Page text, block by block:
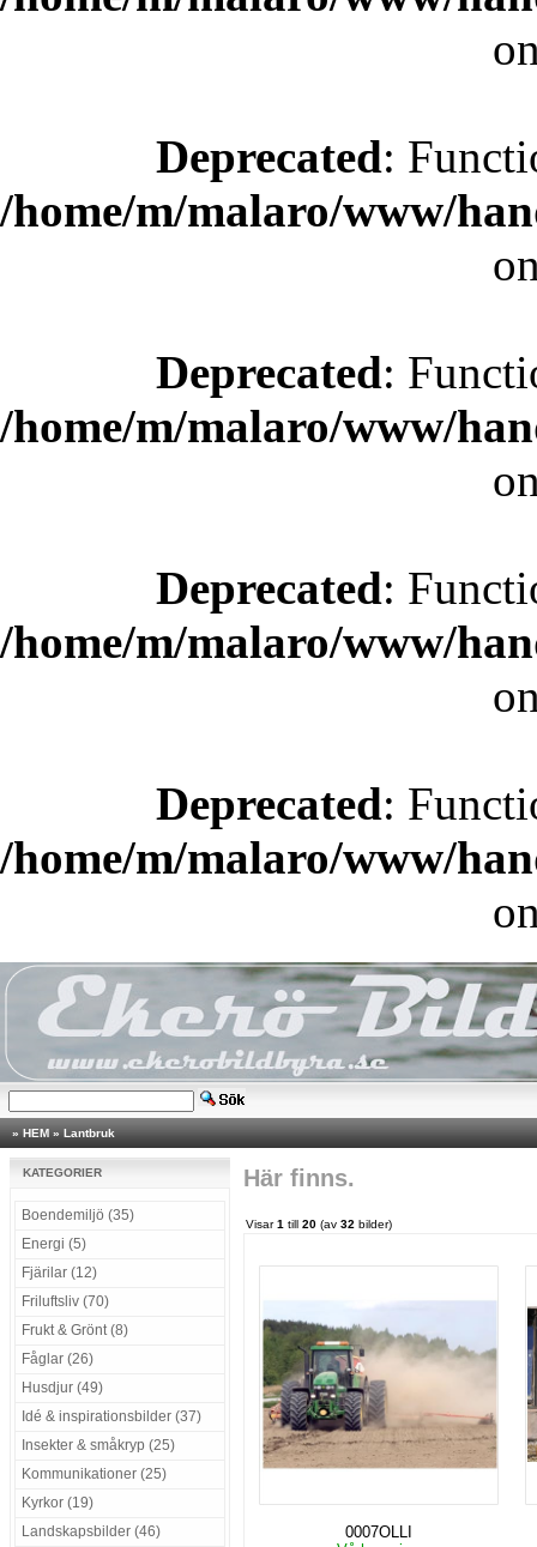
Deprecated:
/home/m/malaro/www/
Deprecated:
/home/m/malaro/www/
Deprecated:
/home/m/malaro/www/
Deprecated:
/home/m/malaro/www/
» HEM » Lantbruk
KATEGORIER
Boendemiljö (35)
Energi (5)
Fjärilar (12)
Friluftsliv (70)
Frukt & Grönt (8)
Fåglar (26)
Husdjur (49)
Idé & inspirationsbilder (37)
Insekter & småkryp (25)
Kommunikationer (25)
Kyrkor (19)
Landskapsbilder (46)
Här finns.
Visar1 till 20 (av 32 bilder)
0007OLLI